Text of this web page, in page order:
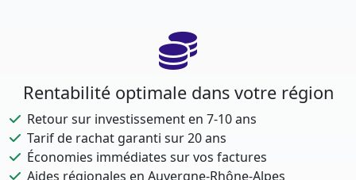
Rentabilité optimale dans votre région
Retour sur investissement en 7-10 ans
Tarif de rachat garanti sur 20 ans
Économies immédiates sur vos factures
Aides régionales en Auvergne-Rhône-Alpes